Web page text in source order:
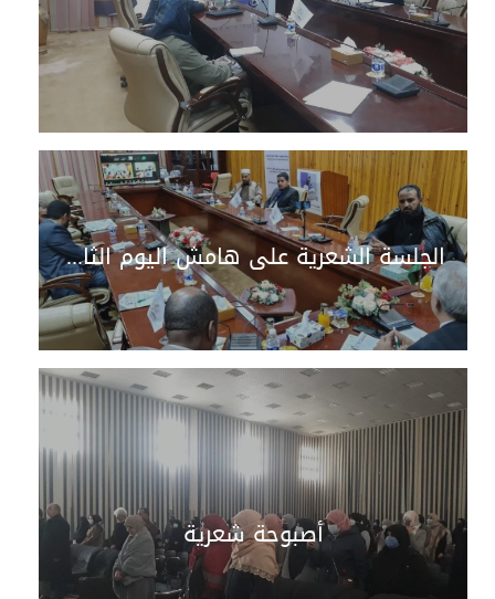
الجلسة الشعرية على هامش اليوم الثاني للمؤتمر للشاعران د. رضا محمد جبران والشاعر د. علي حسن البهلول
أصبوحة شعرية